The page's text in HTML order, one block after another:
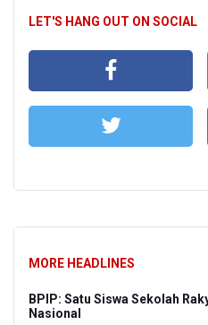
LET'S HANG OUT ON SOCIAL
MORE HEADLINES
BPIP: Satu Siswa Sekolah
Nasional